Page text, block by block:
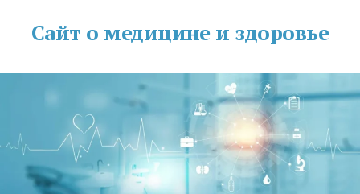
Сайт о медицине и здоровье